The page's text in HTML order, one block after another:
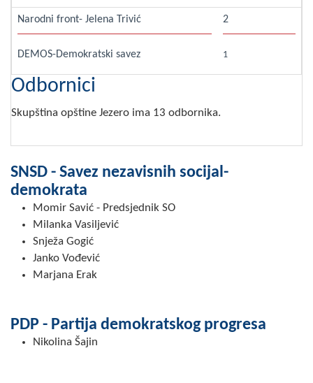
Skupštinsko vijeće opštine jezero
Sastav Skupštine
Službeni Glasnici
OPŠTINSKA UPRAVA
INFO
Vijesti
Aktivnosti
Javni pozivi
Obavještenja
COVID 19
Narodni front- Jelena Trivić
DEMOS-Demokratski savez
2
1
Odbornici
Skupština opštine Jezero ima 13 odbornika.
SNSD - Savez nezavisnih socijal-
demokrata
Momir Savić - Predsjednik SO
Milanka Vasiljević
Snježa Gogić
Janko Vođević
Marjana Erak
PDP - Partija demokratskog progresa
Nikolina Šajin